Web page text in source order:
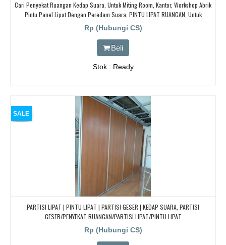
Cari Penyekat Ruangan Kedap Suara, Untuk Miting Room, Kantor, Workshop Abrik
Pintu Panel Lipat Dengan Peredam Suara, PINTU LIPAT RUANGAN, Untuk
Ballroom, HOTEL,
Rp (Hubungi CS)
Beli
Stok : Ready
SALE
PARTISI LIPAT | PINTU LIPAT | PARTISI GESER | KEDAP SUARA, PARTISI
GESER/PENYEKAT RUANGAN/PARTISI LIPAT/PINTU LIPAT
Rp (Hubungi CS)